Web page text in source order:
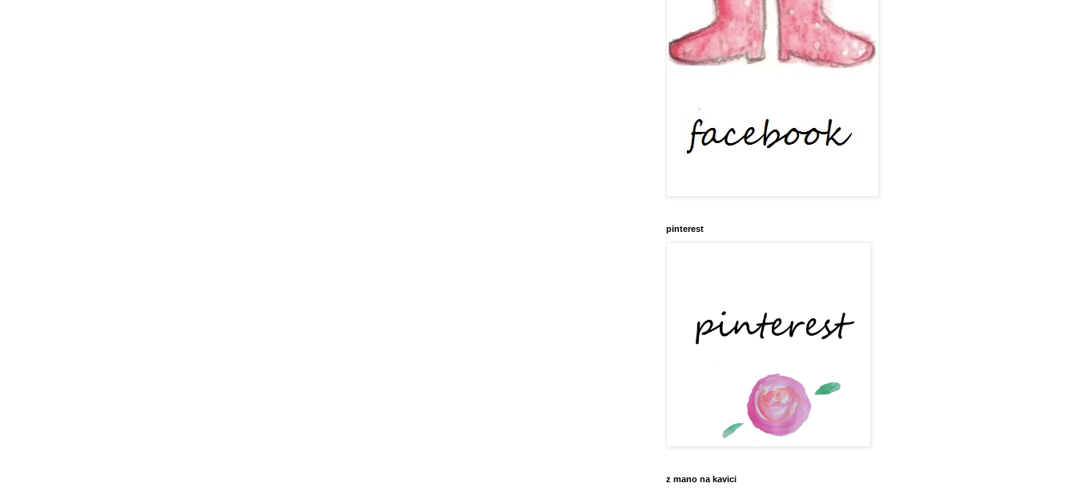
pinterest
z mano na kavici